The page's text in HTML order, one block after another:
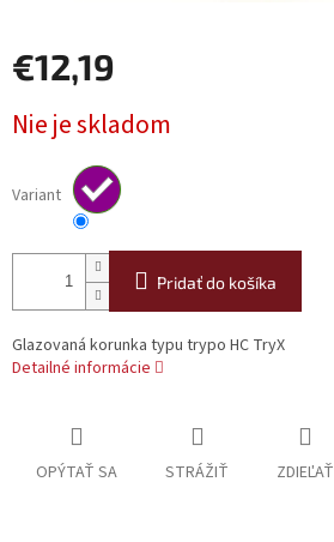
€12,19
cena:
Nie je skladom
Variant
Pridať do košíka
Glazovaná korunka typu trypo HC TryX
Detailné informácie
OPÝTAŤ SA STRÁŽIŤ ZDIEĽAŤ